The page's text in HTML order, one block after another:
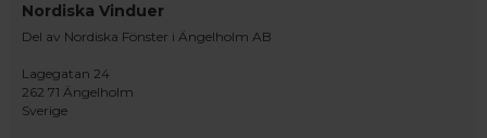
Nordiska Vinduer
Del av Nordiska Fönster i Ängelholm AB
Lagegatan 24
262 71 Ängelholm
Sverige